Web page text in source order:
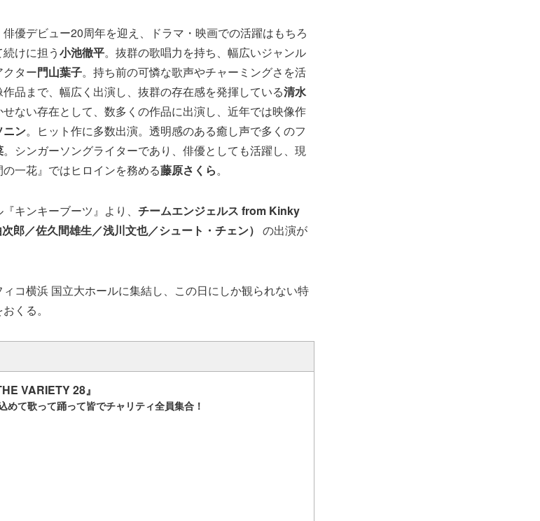
優デビュー20周年を迎え、ドラマ・映画での活躍はもちろ
けに担う小池徹平。抜群の歌唱力を持ち、幅広いジャンル
ター門山葉子。持ち前の可憐な歌声やチャーミングさを活
品まで、幅広く出演し、抜群の存在感を発揮している清水
ない存在として、数多くの作品に出演し、近年では映像作
ニン。ヒット作に多数出演。透明感のある癒し声で多くのフ
。シンガーソングライターであり、俳優としても活躍し、現
一花』ではヒロインを務める藤原さくら。
キンキーブーツ』より、 チームエンジェルス from Kinky
郎／佐久間雄生／浅川文也／シュート・チェン） の出演が
コ横浜 国立大ホールに集結し、この日にしか観られない特
くる。
VARIETY 28』
て歌って踊って皆でチャリティ全員集合！